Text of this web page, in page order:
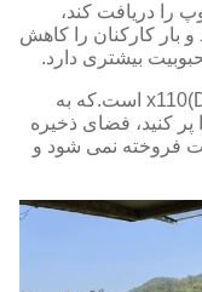
را دریافت کند،
بار کارکنان را کاهش
بیشتری دارد.
که به
بیش از 10000 توپ را پر کنید، فضای ذخیره
فروخته نمی شود و